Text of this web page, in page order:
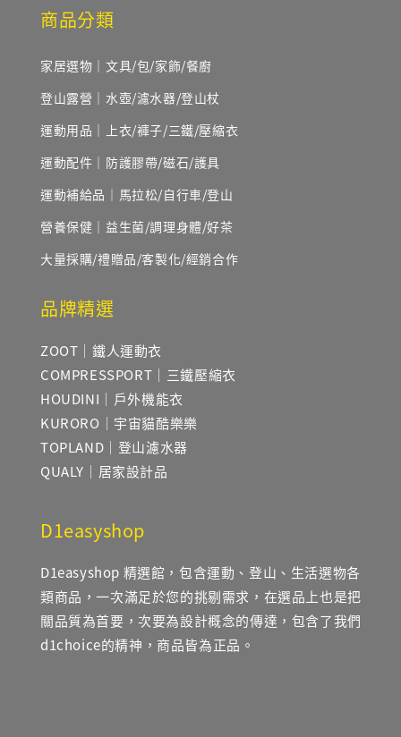
商品分類
家居選物｜文具/包/家飾/餐廚
登山露營｜水壺/濾水器/登山杖
運動用品｜上衣/褲子/三鐵/壓縮衣
運動配件｜防護膠帶/磁石/護具
運動補給品｜馬拉松/自行車/登山
營養保健｜益生菌/調理身體/好茶
大量採購/禮贈品/客製化/經銷合作
品牌精選
ZOOT｜鐵人運動衣
COMPRESSPORT｜三鐵壓縮衣
HOUDINI｜戶外機能衣
KURORO｜宇宙貓酷樂樂
TOPLAND｜登山濾水器
QUALY｜居家設計品
D1easyshop
D1easyshop 精選館，包含運動、登山、生活選物各
類商品，一次滿足於您的挑剔需求，在選品上也是把
關品質為首要，次要為設計概念的傳達，包含了我們
d1choice的精神，商品皆為正品。